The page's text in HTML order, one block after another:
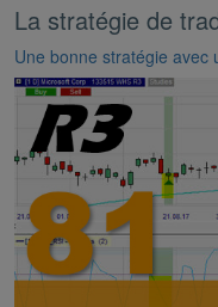
La stratégie de
Une bonne stratégie avec